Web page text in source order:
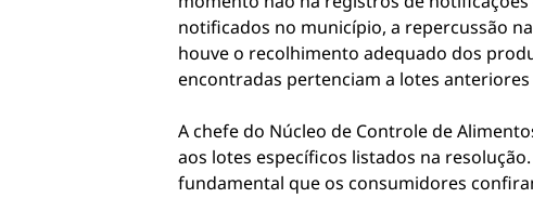
notificados no município, a repercussão
houve o recolhimento adequado dos
encontradas pertenciam a lotes
A chefe do Núcleo de Controle de
aos lotes específicos listados na
fundamental que os consumidores